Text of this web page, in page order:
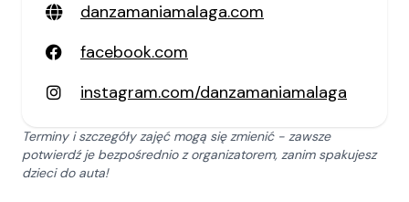
danzamaniamalaga.com
facebook.com
instagram.com/danzamaniamalaga
Terminy i szczegóły zajęć mogą się zmienić - zawsze
potwierdź je bezpośrednio z organizatorem, zanim spakujesz
dzieci do auta!